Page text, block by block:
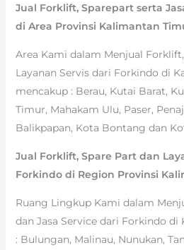
Jual Forklift, Sparepart serta
di Area Provinsi Kalimantan
Area Kami dalam Menjual
Layanan Servis dari Forkindo di
mencakup : Berau, Kutai Barat,
Timur, Mahakam Ulu, Paser,
Balikpapan, Kota Bontang dan
Jual Forklift, Spare Part dan
Forkindo di Region Provinsi
Ruang Lingkup Kami dalam
dan Jasa Service dari Forkindo
: Bulungan, Malinau, Nunukan,